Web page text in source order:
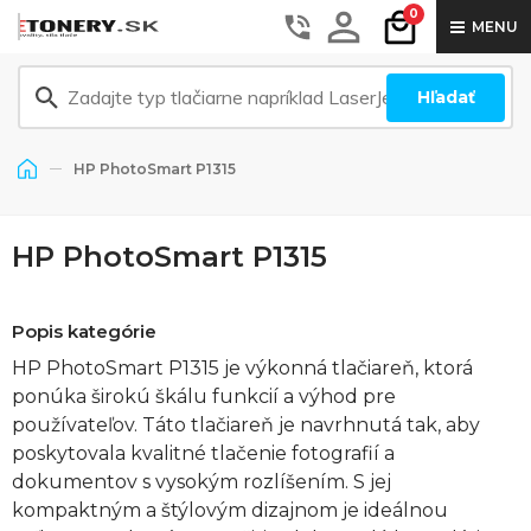
0
MENU
Hľadať
HP PhotoSmart P1315
HP PhotoSmart P1315
Popis kategórie
HP PhotoSmart P1315 je výkonná tlačiareň, ktorá
ponúka širokú škálu funkcií a výhod pre
používateľov. Táto tlačiareň je navrhnutá tak, aby
poskytovala kvalitné tlačenie fotografií a
dokumentov s vysokým rozlíšením. S jej
kompaktným a štýlovým dizajnom je ideálnou